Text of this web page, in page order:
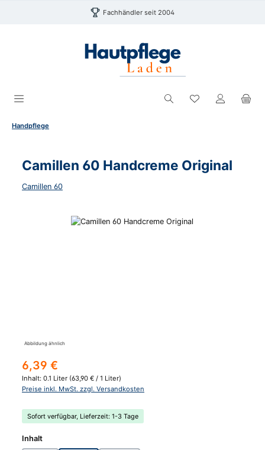
Zum Hauptinhalt springen Fachhändler seit 2004
Du hast 0
Handpflege
Camillen 60 Handcreme Original
Camillen 60
Bildergalerie überspringen
Abbildung ähnlich
Regulärer Preis:
6,39 €
Inhalt: 0.1 Liter (63,90 € / 1 Liter)
Preise inkl. MwSt. zzgl. Versandkosten
Sofort verfügbar, Lieferzeit: 1-3 Tage
Inhaltauswählen